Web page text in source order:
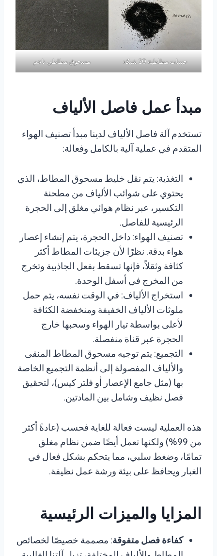
حبيبات مطاطية 20 شبكة مسحوق مطاطي ناعم
مبدأ عمل فاصل الألياف
تستخدم آلة فاصل الألياف لدينا مبدأ تصنيف الهواء
المتقدم في عملية آلية بالكامل وفعالة:
التغذية: يتم نقل خليط مسحوق المطاط، الذي
يحتوي على شوائب الألياف من مطحنة
التكسير، عبر نظام هوائي مغلق إلى الحجرة
الرئيسية للفاصل.
تصنيف الهواء: داخل الحجرة، يتم إنشاء إعصار
هواء بدقة. نظرًا لأن جزيئات المطاط أكثر
كثافة وثقلاً، فإنها تسقط بفعل الجاذبية وتخرج
من المخرج في أسفل الوحدة.
استخراج الألياف: في الوقت نفسه، يتم حمل
ملوثات الألياف الخفيفة ومنخفضة الكثافة
لأعلى بواسطة تيار الهواء وسحبها خارج
الحجرة عبر قناة منفصلة.
التجميع: يتم توجيه مسحوق المطاط المنقى
والألياف المفصولة إلى أنظمة التجميع الخاصة
بها (مثل جامع الإعصار أو فلتر كيس)، لتحقيق
فصل نظيف وشامل بين المادتين.
هذه العملية ليست فعالة للغاية فحسب (عادةً أكثر
من 99%) ولكنها تعمل أيضًا ضمن نظام مغلق
تمامًا، وضغط سلبي، مما يتحكم بشكل فعال في
الغبار ويحافظ على بيئة ورشة عمل نظيفة.
المزايا والميزات الرئيسية
كفاءة فصل متفوقة: مصممة خصيصًا لخصائص